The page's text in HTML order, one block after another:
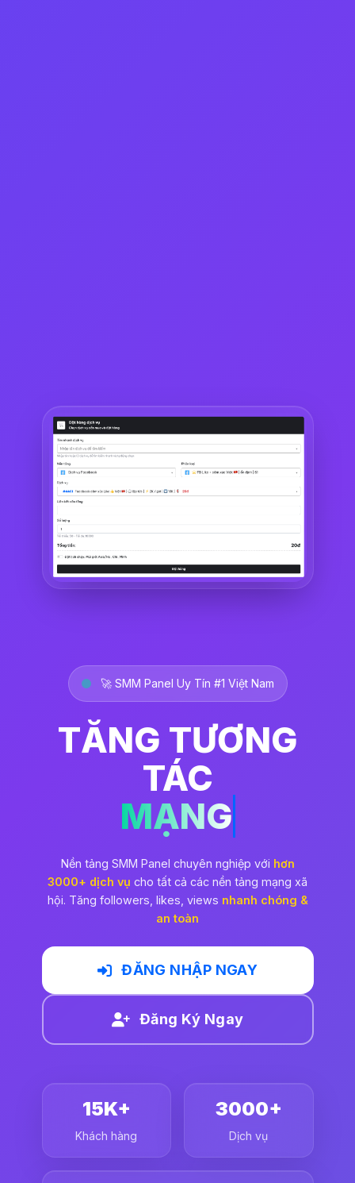
🚀 SMM Panel Uy Tín #1 Việt Nam
TĂNG TƯƠNG
TÁC
MẠNG XÃ HỘI
Nền tảng SMM Panel chuyên nghiệp với hơn
3000+ dịch vụ cho tất cả các nền tảng mạng xã
hội. Tăng followers, likes, views nhanh chóng &
an toàn
ĐĂNG NHẬP NGAY
Đăng Ký Ngay
15K+
Khách hàng
3000+
Dịch vụ